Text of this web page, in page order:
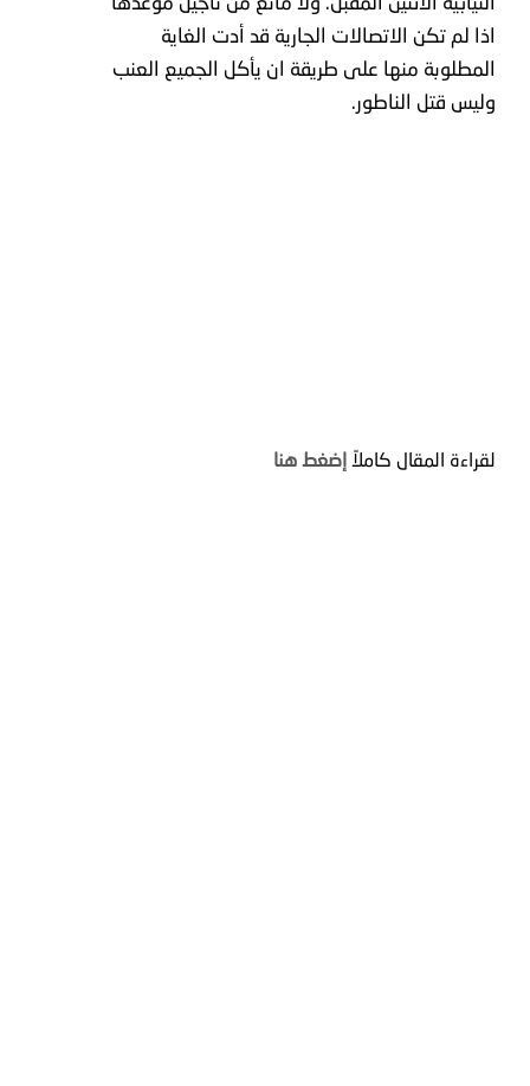
اذا لم تكن الاتصالات الجارية قد أدت الغاية
المطلوبة منها على طريقة ان يأكل الجميع العنب
وليس قتل الناطور.
لقراءة المقال كاملاً إضغط هنا